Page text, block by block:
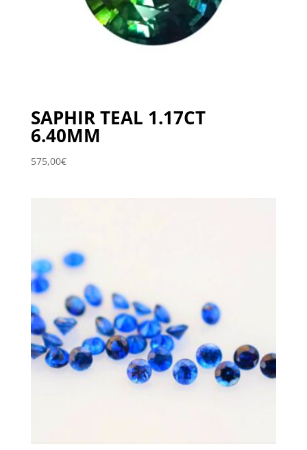
SAPHIR TEAL 1.17CT
6.40MM
575,00€